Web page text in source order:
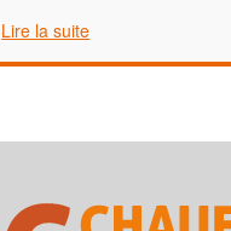
Lire la suite